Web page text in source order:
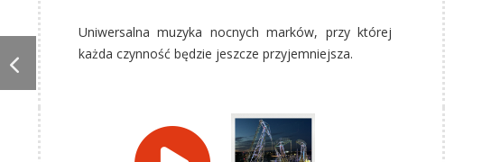
Uniwersalna muzyka nocnych marków, przy której
każda czynność będzie jeszcze przyjemniejsza.